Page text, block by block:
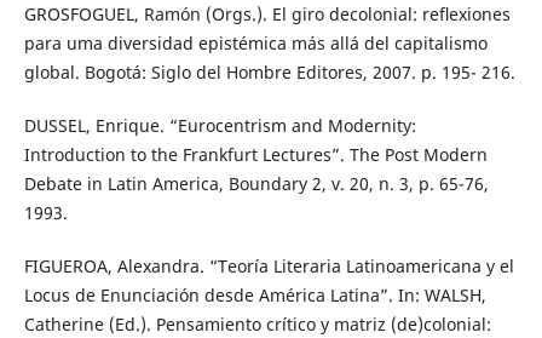
GROSFOGUEL, Ramón (Orgs.). El giro decolonial: reﬂexiones
para uma diversidad epistémica más allá del capitalismo
global. Bogotá: Siglo del Hombre Editores, 2007. p. 195- 216.
DUSSEL, Enrique. “Eurocentrism and Modernity:
Introduction to the Frankfurt Lectures”. The Post Modern
Debate in Latin America, Boundary 2, v. 20, n. 3, p. 65-76,
1993.
FIGUEROA, Alexandra. “Teoría Literaria Latinoamericana y el
Locus de Enunciación desde América Latina”. In: WALSH,
Catherine (Ed.). Pensamiento crítico y matriz (de)colonial: